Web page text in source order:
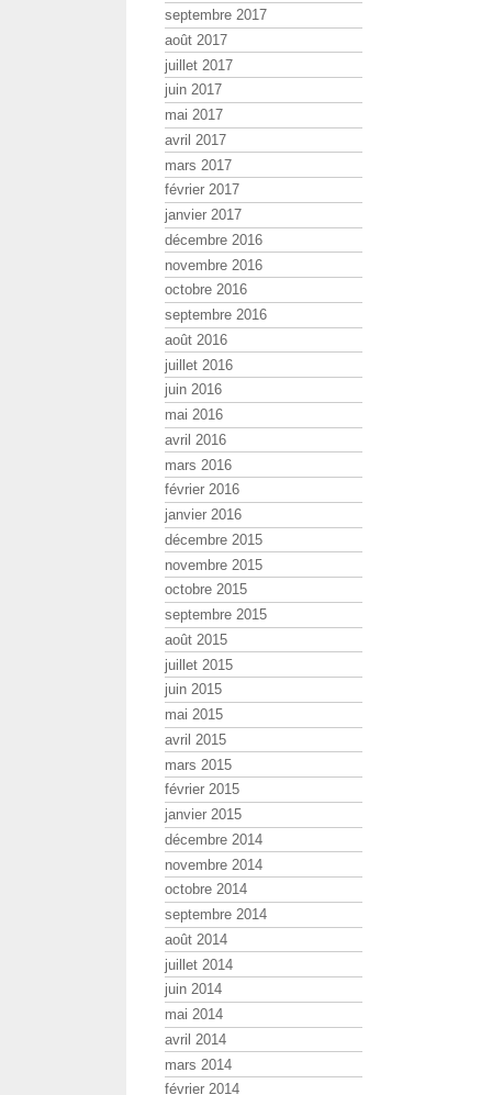
septembre 2017
août 2017
juillet 2017
juin 2017
mai 2017
avril 2017
mars 2017
février 2017
janvier 2017
décembre 2016
novembre 2016
octobre 2016
septembre 2016
août 2016
juillet 2016
juin 2016
mai 2016
avril 2016
mars 2016
février 2016
janvier 2016
décembre 2015
novembre 2015
octobre 2015
septembre 2015
août 2015
juillet 2015
juin 2015
mai 2015
avril 2015
mars 2015
février 2015
janvier 2015
décembre 2014
novembre 2014
octobre 2014
septembre 2014
août 2014
juillet 2014
juin 2014
mai 2014
avril 2014
mars 2014
février 2014